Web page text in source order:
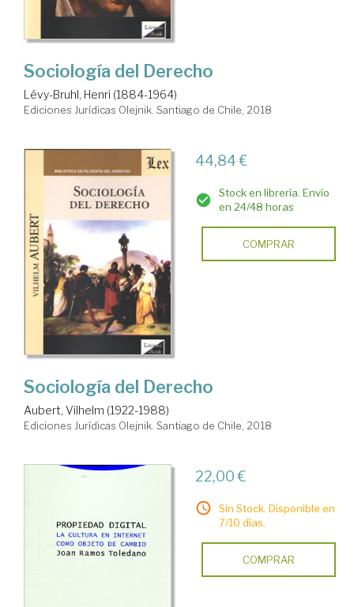
Sociología del Derecho
Lévy-Bruhl, Henri (1884-1964)
Ediciones Jurídicas Olejnik. Santiago de Chile, 2018
44,84 €
Stock en librería. Envío
en 24/48 horas
COMPRAR
Sociología del Derecho
Aubert, Vilhelm (1922-1988)
Ediciones Jurídicas Olejnik. Santiago de Chile, 2018
22,00 €
Sin Stock. Disponible en
7/10 días.
COMPRAR